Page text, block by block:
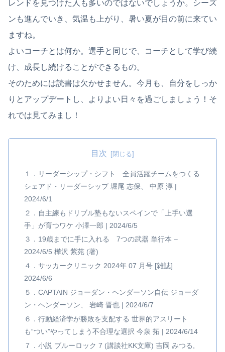
レンドを見つけた人も多いのではないでしょうか。シーズ
ンも進んでいき、気温も上がり、暑い夏が目の前に来てい
ますね。
よいコーチとは何か。選手と同じで、コーチとして学び続
け、成長し続けることができるもの。
そのためには読書は欠かせません。今月も、自分をしっか
りとアップデートし、よりよい日々を過ごしましょう！そ
れでは見てみまし！
目次
１．リーダーシップ・シフト 全員活躍チームをつくる
シェアド・リーダーシップ 堀尾 志保、 中原 淳 |
2024/6/1
２．自主練もドリブル塾もないスペインで「上手い選
手」が育つワケ 小澤一郎 | 2024/6/5
３．19歳までに手に入れる 7つの武器 単行本 –
2024/6/5 樺沢 紫苑 (著)
４．サッカークリニック 2024年 07 月号 [雑誌]
2024/6/6
５．CAPTAIN ジョーダン・ヘンダーソン自伝 ジョーダ
ン・ヘンダーソン、 岩崎 晋也 | 2024/6/7
６．行動経済学が勝敗を支配する 世界的アスリート
も“つい”やってしまう不合理な選択 今泉 拓 | 2024/6/14
７．小説 ブルーロック 7 (講談社KK文庫) 吉岡 みつる,